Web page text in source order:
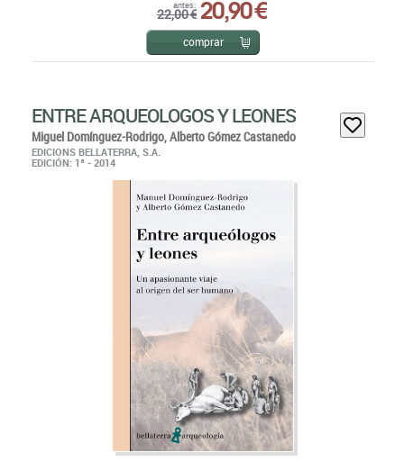
antes:
22,00 €
comprar
ENTRE ARQUEOLOGOS Y LEONES
Miguel Domínguez-Rodrigo, Alberto Gómez Castanedo
EDICIONS BELLATERRA, S.A.
EDICIÓN: 1ª - 2014